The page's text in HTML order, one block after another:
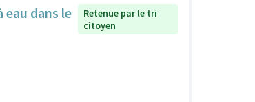
eau dans le
Retenue par le tri
citoyen